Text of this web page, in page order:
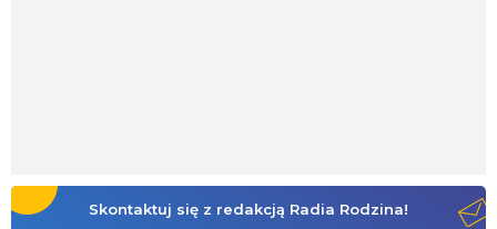
Skontaktuj się z redakcją Radia Rodzina!